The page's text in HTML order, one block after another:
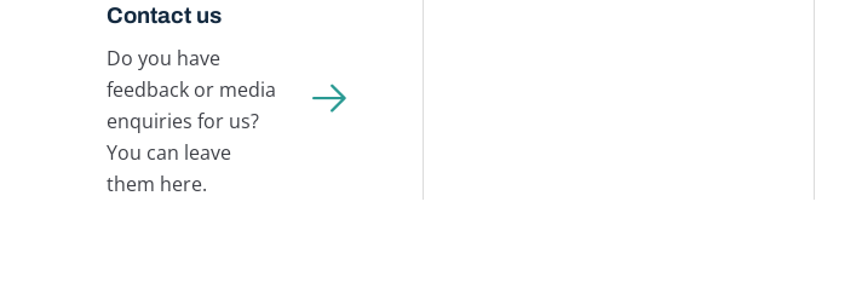
Contact us
Do you have
feedback or media
enquiries for us?
You can leave
them here.